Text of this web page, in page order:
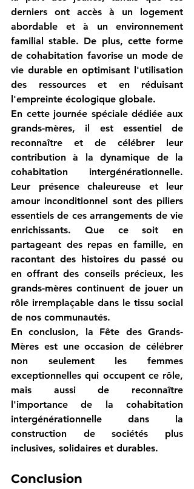
derniers ont accès à un logement
abordable et à un environnement
familial stable. De plus, cette forme
de cohabitation favorise un mode de
vie durable en optimisant l'utilisation
des ressources et en réduisant
l'empreinte écologique globale.
En cette journée spéciale dédiée aux
grands-mères, il est essentiel de
reconnaître et de célébrer leur
contribution à la dynamique de la
cohabitation intergénérationnelle.
Leur présence chaleureuse et leur
amour inconditionnel sont des piliers
essentiels de ces arrangements de vie
enrichissants. Que ce soit en
partageant des repas en famille, en
racontant des histoires du passé ou
en offrant des conseils précieux, les
grands-mères continuent de jouer un
rôle irremplaçable dans le tissu social
de nos communautés.
En conclusion, la Fête des Grands-
Mères est une occasion de célébrer
non seulement les femmes
exceptionnelles qui occupent ce rôle,
mais aussi de reconnaître
l'importance de la cohabitation
intergénérationnelle dans la
construction de sociétés plus
inclusives, solidaires et durables.
Conclusion